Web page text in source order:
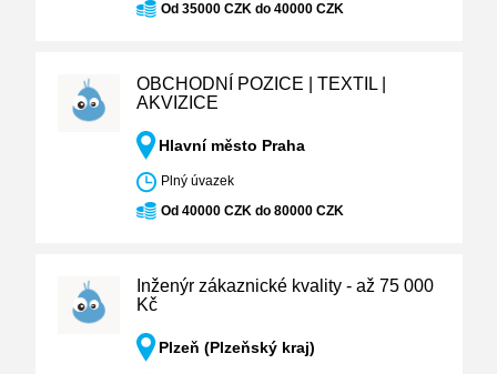
Od 35000 CZK do 40000 CZK
OBCHODNÍ POZICE | TEXTIL |
AKVIZICE
Hlavní město Praha
Plný úvazek
Od 40000 CZK do 80000 CZK
Inženýr zákaznické kvality - až 75 000
Kč
Plzeň (Plzeňský kraj)